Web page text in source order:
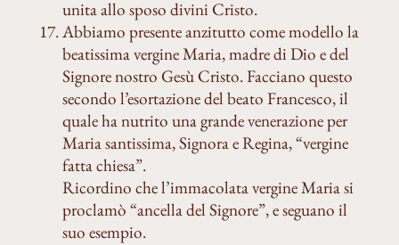
unita allo sposo divini Cristo.
Abbiamo presente anzitutto come modello la
beatissima vergine Maria, madre di Dio e del
Signore nostro Gesù Cristo. Facciano questo
secondo l’esortazione del beato Francesco, il
quale ha nutrito una grande venerazione per
Maria santissima, Signora e Regina, “vergine
fatta chiesa”.
Ricordino che l’immacolata vergine Maria si
proclamò “ancella del Signore”, e seguano il
suo esempio.